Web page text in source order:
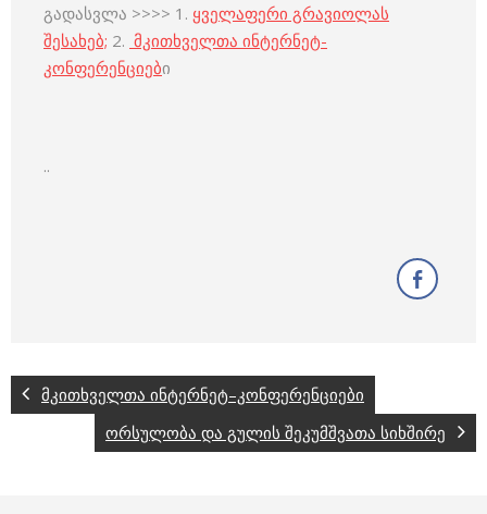
გადასვლა >>>> 1. ყველაფერი გრავიოლას
შესახებ; 2. მკითხველთა ინტერნეტ-
კონფერენციები
..
მკითხველთა ინტერნეტ–კონფერენციები
ორსულობა და გულის შეკუმშვათა სიხშირე